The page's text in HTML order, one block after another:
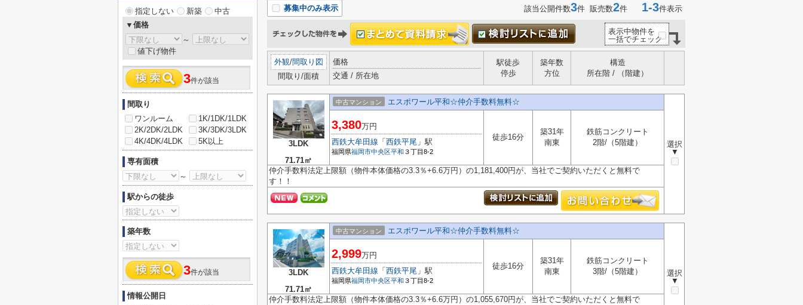
募集中のみ表示 該当公開件数3件 販売数2件 1-3件表示
表示中物件を
一括でチェック
外観/間取り図
間取り/面積
価格
交通 / 所在地
駅徒歩
停歩
築年数
方位
構造
所在階 / （階建）
3LDK
71.71㎡
中古マンション エスポワール平和☆仲介手数料無料☆
選択
▼
3,380万円
西鉄大牟田線 「 西鉄平尾 」駅
福岡県福岡市中央区平和 ３丁目8-2
徒歩16分
築31年
南東
鉄筋コンクリート
2階/（5階建）
仲介手数料法定上限額（物件本体価格の3.3％+6.6万円）の1,181,400円が、当社でご契約いただくと無料で
す！！
3LDK
71.71㎡
中古マンション エスポワール平和☆仲介手数料無料☆
選択
▼
2,999万円
西鉄大牟田線 「 西鉄平尾 」駅
福岡県福岡市中央区平和 ３丁目8-2
徒歩16分
築31年
南東
鉄筋コンクリート
3階/（5階建）
仲介手数料法定上限額（物件本体価格の3.3％+6.6万円）の1,055,670円が、当社でご契約いただくと無料で
指定しない 新築
中古
▼価格
～
値下げ物件
3件が該当
間取り
ワンルーム
1K/1DK/1LDK
2K/2DK/2LDK
3K/3DK/3LDK
4K/4DK/4LDK
5K以上
専有面積
～
駅からの徒歩
築年数
3件が該当
情報公開日